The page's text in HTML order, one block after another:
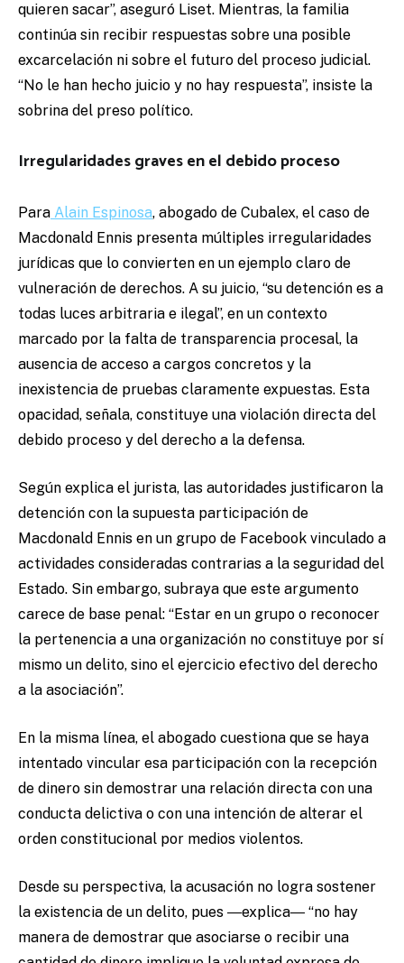
quieren sacar”, aseguró Liset. Mientras, la familia
continúa sin recibir respuestas sobre una posible
excarcelación ni sobre el futuro del proceso judicial.
“No le han hecho juicio y no hay respuesta”, insiste la
sobrina del preso político.
Irregularidades graves en el debido proceso
Para Alain Espinosa, abogado de Cubalex, el caso de
Macdonald Ennis presenta múltiples irregularidades
jurídicas que lo convierten en un ejemplo claro de
vulneración de derechos. A su juicio, “su detención es a
todas luces arbitraria e ilegal”, en un contexto
marcado por la falta de transparencia procesal, la
ausencia de acceso a cargos concretos y la
inexistencia de pruebas claramente expuestas. Esta
opacidad, señala, constituye una violación directa del
debido proceso y del derecho a la defensa.
Según explica el jurista, las autoridades justificaron la
detención con la supuesta participación de
Macdonald Ennis en un grupo de Facebook vinculado a
actividades consideradas contrarias a la seguridad del
Estado. Sin embargo, subraya que este argumento
carece de base penal: “Estar en un grupo o reconocer
la pertenencia a una organización no constituye por sí
mismo un delito, sino el ejercicio efectivo del derecho
a la asociación”.
En la misma línea, el abogado cuestiona que se haya
intentado vincular esa participación con la recepción
de dinero sin demostrar una relación directa con una
conducta delictiva o con una intención de alterar el
orden constitucional por medios violentos.
Desde su perspectiva, la acusación no logra sostener
la existencia de un delito, pues ―explica― “no hay
manera de demostrar que asociarse o recibir una